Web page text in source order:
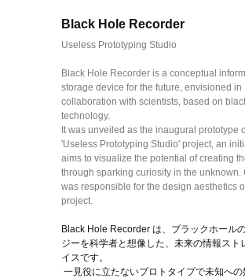
Black Hole Recorder
Useless Prototyping Studio
Black Hole Recorder is a conceptual
storage device for the future, envisioned in
collaboration with scientists, based on
technology.
It was unveiled as the inaugural prototype
'Useless Prototyping Studio' project, an
aims to visualize the potential of creating
through sparking curiosity in the unknown.
was responsible for the design aesthetics
project.
Black Hole Recorder は、ブラックホール
ジーを科学者と想像した、未来の情報スト
イスです。
一見役に立たないプロトタイプで未知へ